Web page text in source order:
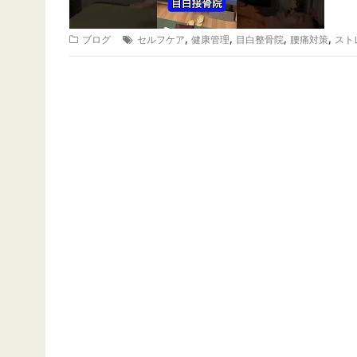
ブログ セルフケア, 健康管理, 目白整骨院, 腰痛対策, スト